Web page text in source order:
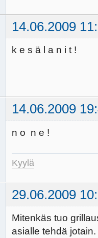
14.06.2009
k e s ä l a n i t !
14.06.2009
n o n e !
Kyylä
29.06.2009
Mitenkäs tuo
asialle tehdä jotain.